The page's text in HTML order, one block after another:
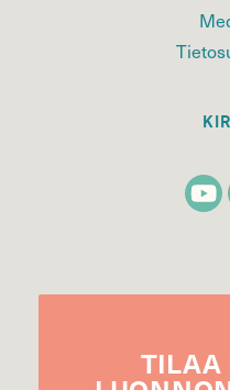
TILAA